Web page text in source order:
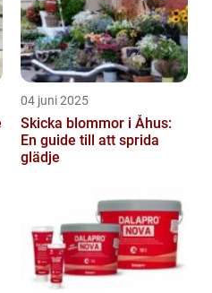
04 juni 2025
Skicka blommor i Åhus:
En guide till att sprida
glädje